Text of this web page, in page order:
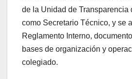
de la Unidad de Transparencia
como Secretario Técnico, y se
Reglamento Interno,
bases de organización y
colegiado.